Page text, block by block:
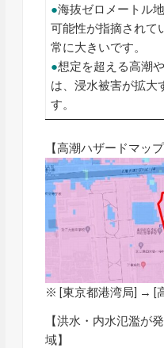
●海抜ゼロメートル
可能性が指摘されて
常に大きいです。
●想定を超える高潮
は、浸水被害が拡大
す。
【高潮ハザードマップ
※ [東京都港湾局] → [
【洪水・内水氾濫が
域】